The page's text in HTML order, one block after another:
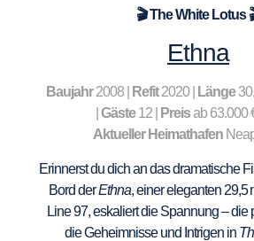
🎬 The White Lotus
Ethna
Baujahr2008 | Refit2020 | Länge
|Gäste12 | Preisab 63.000
Aktueller Heimathafen
Erinnerst du dich an das dramatische
Bord derEthna, einer eleganten 29,5
Line 97, eskaliert die Spannung – die
die Geheimnisse und Intrigen in